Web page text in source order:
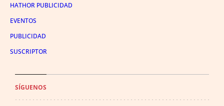
HATHOR PUBLICIDAD
EVENTOS
PUBLICIDAD
SUSCRIPTOR
SÍGUENOS